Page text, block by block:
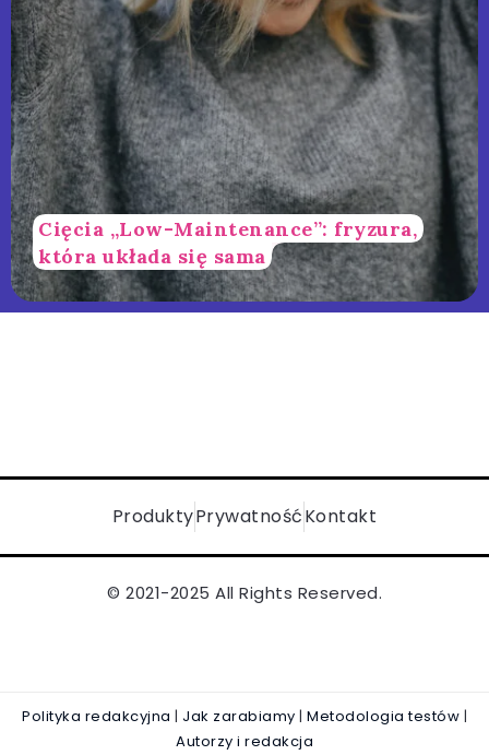
Cięcia „Low-Maintenance”: fryzura,
która układa się sama
ProduktyPrywatnośćKontakt
© 2021-2025 All Rights Reserved.
Polityka redakcyjna | Jak zarabiamy | Metodologia testów |
Autorzy i redakcja